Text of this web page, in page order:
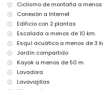
internet (WiFi)
plancha y tabla de planchar
ropa de cama y toallas
servicio de recepción y
calefacción central y aire
Instalaciones y servicios con
servicio de aeropuerto
cama/cuna para niños (bajo
Entretenimiento y actividades
Ciclismo de montaña a menos
Conexión a Internet
Edificio con 2 plantas
Escalada a menos de 10 km.
Esquí acuático a menos de 3
Jardín compartido
Kayak a menos de 50 m.
Lavadora
Lavavajillas